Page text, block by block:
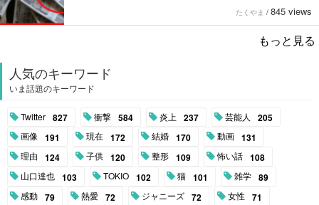
たくやま / 845 views
もっと見る
人気のキーワード
いま話題のキーワード
Twitter 827 衝撃 584 炎上 237 芸能人 205
画像 191 現在 172 結婚 170 動画 131
理由 124 子供 120 整形 109 怖い話 108
山口達也 103 TOKIO 102 猫 101 雑学 89
感動 79 熱愛 72 ジャニーズ 72 女性 71